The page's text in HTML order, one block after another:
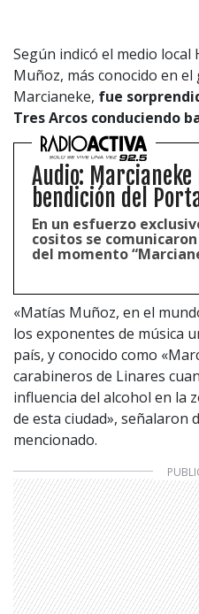
Según indicó el medio local
Muñoz, más conocido en
Marcianeke, fue
Tres Arcos conduciendo
Audio:
bendición del
En un esfuerzo
cositos se
del momento
«Matías Muñoz, en el
los exponentes de música
país, y conocido como
carabineros de Linares
influencia del alcohol en la
de esta ciudad», señalaron
mencionado.